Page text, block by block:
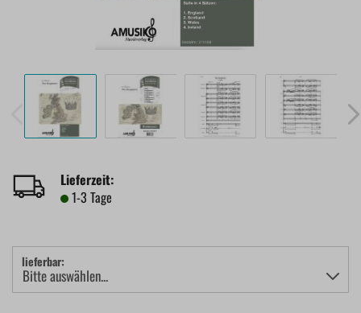
Lieferzeit:
1-3 Tage
lieferbar: